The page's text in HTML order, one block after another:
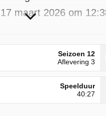
maart 2026 om
Seizoen 12
Aflevering 3
Speelduur
40:27